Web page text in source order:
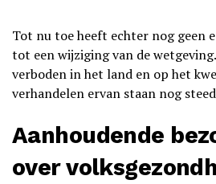
Tot nu toe heeft echter nog geen
tot een wijziging van de
verboden in het land en op het
verhandelen ervan staan nog
Aanhoudende
over